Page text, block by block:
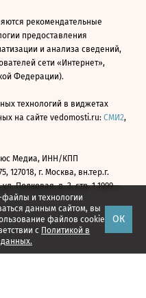
и технологии
данным сайтом, вы
файлов cookie
с Политикой в
ОК
рекомендательные
предоставления
и анализа сведений,
сети «Интернет»,
Федерации).
технологий в виджетах
на сайте vedomosti.ru: СМИ2,
Медиа, ИНН/КПП
127018, г. Москва, вн.тер.г.
Полковая, д. 3, стр. 1 1999—